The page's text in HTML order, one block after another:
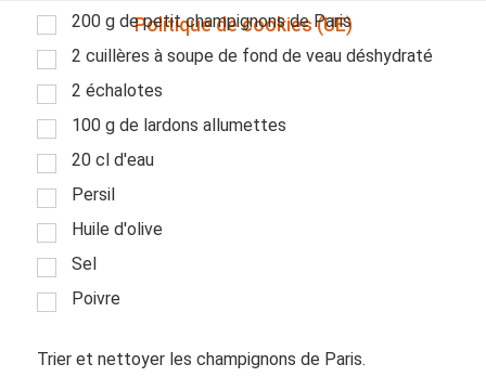
Politique de cookies (UE)
200 g de petit champignons de Paris
2 cuillères à soupe de fond de veau déshydraté
2 échalotes
100 g de lardons allumettes
20 cl d'eau
Persil
Huile d'olive
Sel
Poivre
Trier et nettoyer les champignons de Paris.